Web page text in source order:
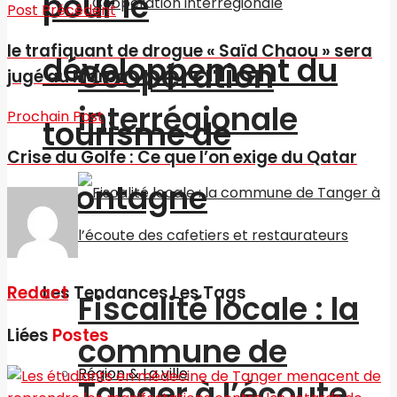
Coopération
interrégionale
Fiscalité locale : la
commune de
développement du
tourisme de
montagne
Les Tendances Les Tags
Région & La ville
Post Précédent
le trafiquant de drogue « Saïd Chaou » sera
jugé au Maroc
Prochain Post
Crise du Golfe : Ce que l’on exige du Qatar
Redact
Liées Postes